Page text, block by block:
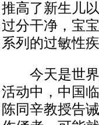
推高了新生儿
过分干净，宝
系列的过敏性
今天是世界
活动中，中国
陈同辛教授告